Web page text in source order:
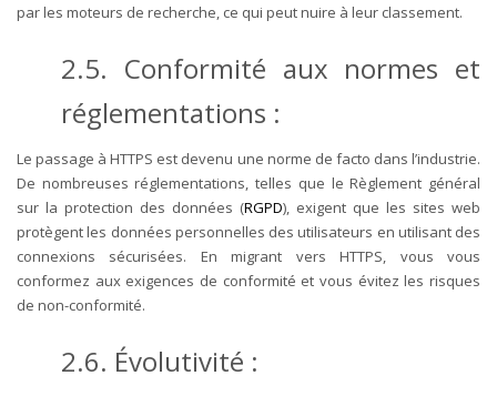
par les moteurs de recherche, ce qui peut nuire à leur classement.
2.5. Conformité aux normes et
réglementations :
Le passage à HTTPS est devenu une norme de facto dans l’industrie.
De nombreuses réglementations, telles que le Règlement général
sur la protection des données (RGPD), exigent que les sites web
protègent les données personnelles des utilisateurs en utilisant des
connexions sécurisées. En migrant vers HTTPS, vous vous
conformez aux exigences de conformité et vous évitez les risques
de non-conformité.
2.6. Évolutivité :